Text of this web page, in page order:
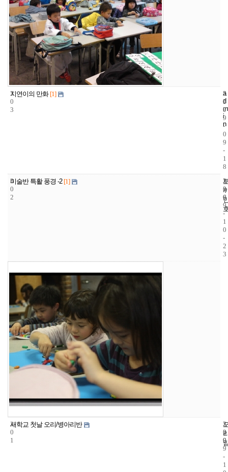
3
0
3
지연이의 만화 [1]
a
d
m
i
n
2
3
7
2
0
0
9
-
0
9
-
1
8
3
0
2
미술반 특활 풍경 -2 [1]
2
3
6
2
0
0
9
-
1
0
-
2
3
3
0
1
새학교 첫날 오리/병아리반
2
2
9
2
0
0
9
-
1